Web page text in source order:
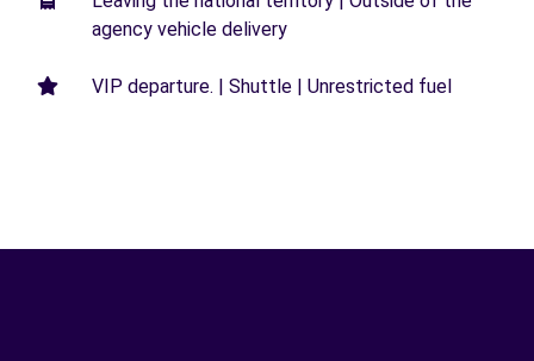
agency vehicle delivery
VIP departure. | Shuttle | Unrestricted fuel